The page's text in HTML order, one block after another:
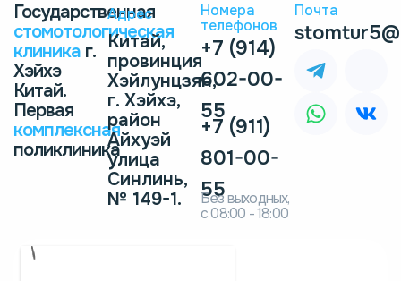
Государственная
стомотологическая
клиника г.
Хэйхэ
Китай.
Первая
комплексная
поликлиника
Адрес
Китай,
провинция
Хэйлунцзян,
г. Хэйхэ,
район
Айхуэй
улица
Синлинь,
№ 149-1.
+7 (914)
602-00-
55
Номера
телефонов
+7 (911)
801-00-
55
Без выходных,
с 08:00 - 18:00
Почта